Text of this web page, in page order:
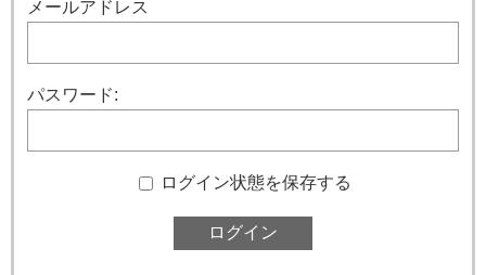
メールアドレス
パスワード:
ログイン状態を保存する